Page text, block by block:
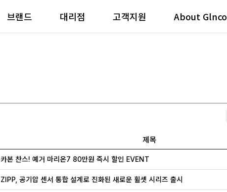
브랜드 대리점 고객지원 About Glnco
제목
카본 찬스! 예거 마리온7 80만원 즉시 할인 EVENT
ZIPP, 공기압 센서 통합 설계로 진화된 새로운 휠셋 시리즈 출시